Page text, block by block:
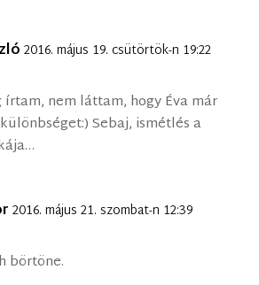
2016. május 19. csütörtök-n 19:22
nem láttam, hogy Éva már
Sebaj, ismétlés a
2016. május 21. szombat-n 12:39
börtöne.